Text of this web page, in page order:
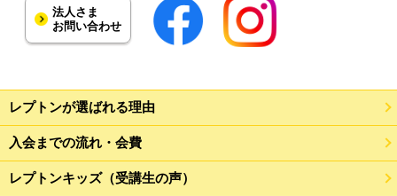
法人さま
お問い合わせ
レプトンが選ばれる理由
入会までの流れ・会費
レプトンキッズ（受講生の声）